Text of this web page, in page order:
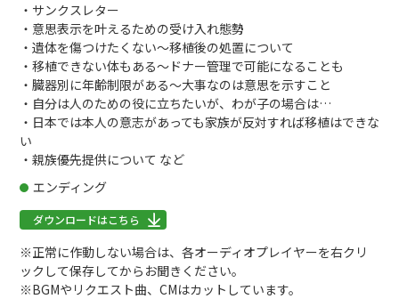
・サンクスレター
・意思表示を叶えるための受け入れ態勢
・遺体を傷つけたくない～移植後の処置について
・移植できない体もある～ドナー管理で可能になることも
・臓器別に年齢制限がある～大事なのは意思を示すこと
・自分は人のための役に立ちたいが、わが子の場合は…
・日本では本人の意志があっても家族が反対すれば移植はできな
い
・親族優先提供について など
エンディング
ダウンロードはこちら
※正常に作動しない場合は、各オーディオプレイヤーを右クリ
ックして保存してからお聞きください。
※BGMやリクエスト曲、CMはカットしています。